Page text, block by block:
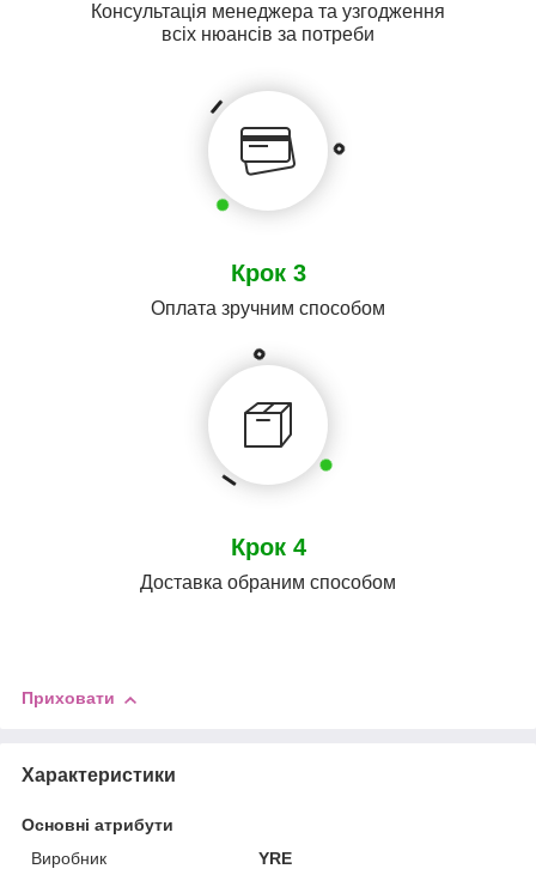
Консультація менеджера та узгодження
всіх нюансів за потреби
Крок 3
Оплата зручним способом
Крок 4
Доставка обраним способом
Приховати
Характеристики
Основні атрибути
Виробник
YRE